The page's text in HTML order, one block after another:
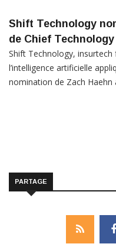
Shift Technology
de Chief
Shift Technology, insurtech
l’intelligence artificielle
nomination de Zach Haehn
PARTAGE